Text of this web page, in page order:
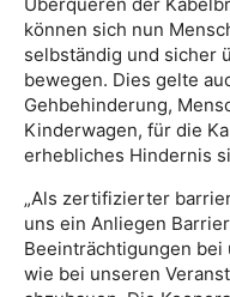
können sich nun
selbständig und sicher
bewegen. Dies gelte
Gehbehinderung,
Kinderwagen, für die
erhebliches Hindernis
„Als zertifizierter
uns ein Anliegen
Beeinträchtigungen
wie bei unseren